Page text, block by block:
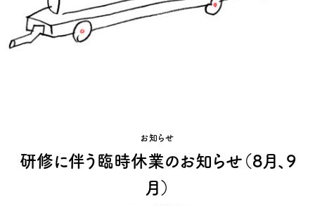
お知らせ
研修に伴う臨時休業のお知らせ（8月、9
月）